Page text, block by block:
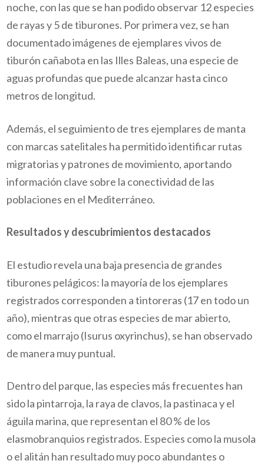
noche, con las que se han podido observar 12 especies
de rayas y 5 de tiburones. Por primera vez, se han
documentado imágenes de ejemplares vivos de
tiburón cañabota en las Illes Baleas, una especie de
aguas profundas que puede alcanzar hasta cinco
metros de longitud.
Además, el seguimiento de tres ejemplares de manta
con marcas satelitales ha permitido identificar rutas
migratorias y patrones de movimiento, aportando
información clave sobre la conectividad de las
poblaciones en el Mediterráneo.
Resultados y descubrimientos destacados
El estudio revela una baja presencia de grandes
tiburones pelágicos: la mayoría de los ejemplares
registrados corresponden a tintoreras (17 en todo un
año), mientras que otras especies de mar abierto,
como el marrajo (Isurus oxyrinchus), se han observado
de manera muy puntual.
Dentro del parque, las especies más frecuentes han
sido la pintarroja, la raya de clavos, la pastinaca y el
águila marina, que representan el 80 % de los
elasmobranquios registrados. Especies como la musola
o el alitán han resultado muy poco abundantes o